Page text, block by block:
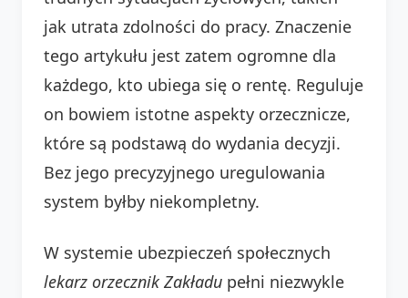
jak utrata zdolności do pracy. Znaczenie
tego artykułu jest zatem ogromne dla
każdego, kto ubiega się o rentę. Reguluje
on bowiem istotne aspekty orzecznicze,
które są podstawą do wydania decyzji.
Bez jego precyzyjnego uregulowania
system byłby niekompletny.
W systemie ubezpieczeń społecznych
lekarz orzecznik Zakładu pełni niezwykle